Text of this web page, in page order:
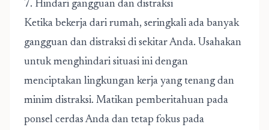
7. Hindari gangguan dan distraksi
Ketika bekerja dari rumah, seringkali ada banyak
gangguan dan distraksi di sekitar Anda. Usahakan
untuk menghindari situasi ini dengan
menciptakan lingkungan kerja yang tenang dan
minim distraksi. Matikan pemberitahuan pada
ponsel cerdas Anda dan tetap fokus pada